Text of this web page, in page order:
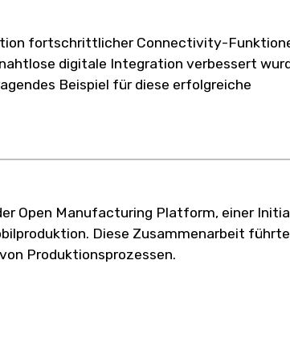
fortschrittlicher Connectivity-
digitale Integration verbessert
Beispiel für diese erfolgreiche
Open Manufacturing Platform, einer
Diese Zusammenarbeit
Produktionsprozessen.